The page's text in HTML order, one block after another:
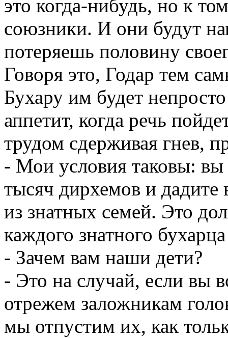
это когда-нибудь, но к
союзники. И они будут
потеряешь половину
Говоря это, Годар тем
Бухару им будет
аппетит, когда речь
трудом сдерживая гнев,
- Мои условия таковы: вы
тысяч дирхемов и дадите
из знатных семей. Это
каждого знатного
- Зачем вам наши дети?
- Это на случай, если вы
отрежем заложникам
мы отпустим их, как